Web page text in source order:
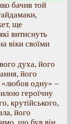
бачив той
ще
витиснуть
віки своїми
духа, його
його
«любов одну» –
героїчну
крутійського,
його